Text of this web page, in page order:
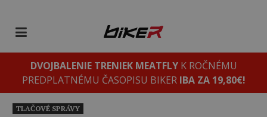
DVOJBALENIE TRENIEK MEATFLYK ROČNÉMU
PREDPLATNÉMU ČASOPISU BIKER IBA ZA 19,80€!
TLAČOVÉ SPRÁVY